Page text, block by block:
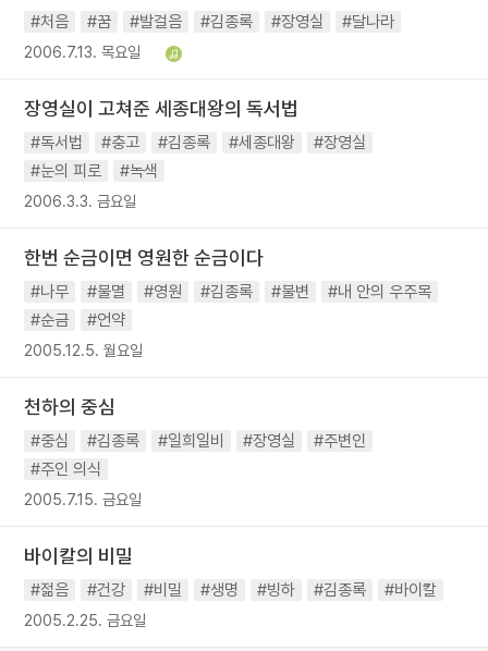
#처음 #꿈 #발걸음 #김종록 #장영실 #달나라
2006.7.13. 목요일
장영실이 고쳐준 세종대왕의 독서법
#독서법 #충고 #김종록 #세종대왕
#장영실
#눈의 피로
#녹색
2006.3.3. 금요일
한번 순금이면 영원한 순금이다
#나무 #불멸 #영원 #김종록 #불변
#내 안의 우주목
#순금
#언약
2005.12.5. 월요일
천하의 중심
#중심 #김종록 #일희일비 #장영실
#주변인
#주인 의식
2005.7.15. 금요일
바이칼의 비밀
#젊음 #건강 #비밀 #생명 #빙하 #김종록 #바이칼
2005.2.25. 금요일